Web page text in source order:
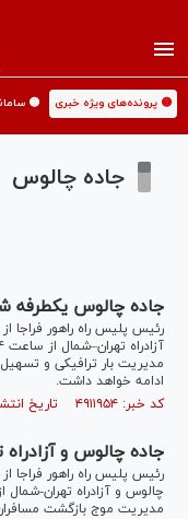
🟡 پرونده‌های ویژه خبری 🟡
جاده چالوس
جاده چالوس یکطرفه
رئیس پلیس راه راهور فراجا
مدیریت بار ترافیکی و تسهیل
ادامه خواهد داشت.
کد خبر: ۴۹۱۱۹۵۴ تاریخ انتشار : ۱۴۰۵/۰۵/۱۶
جاده چالوس و
رئیس پلیس راه راهور
مدیریت موج بازگشت